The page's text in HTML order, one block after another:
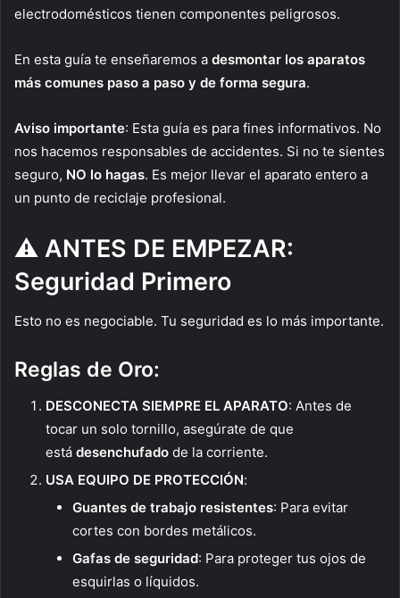
electrodomésticos tienen componentes peligrosos.
En esta guía te enseñaremos a desmontar los aparatos
más comunes paso a paso y de forma segura.
Aviso importante: Esta guía es para fines informativos. No
nos hacemos responsables de accidentes. Si no te sientes
seguro, NO lo hagas. Es mejor llevar el aparato entero a
un punto de reciclaje profesional.
⚠️ ANTES DE EMPEZAR:
Seguridad Primero
Esto no es negociable. Tu seguridad es lo más importante.
Reglas de Oro:
DESCONECTA SIEMPRE EL APARATO: Antes de
tocar un solo tornillo, asegúrate de que
está desenchufado de la corriente.
USA EQUIPO DE PROTECCIÓN:
Guantes de trabajo resistentes: Para evitar
cortes con bordes metálicos.
Gafas de seguridad: Para proteger tus ojos de
esquirlas o líquidos.